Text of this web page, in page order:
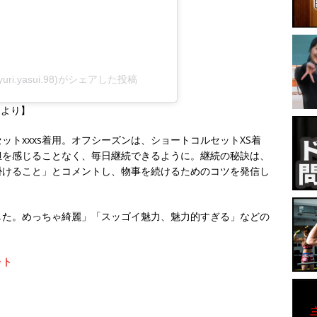
がシェアした投稿
り】
トxxxs着用。オフシーズンは、ショートコルセットXS着
感じることなく、毎日継続できるように。継続の秘訣は、
ること」とコメントし、物事を続けるためのコツを発信し
。めっちゃ綺麗」「スッゴイ魅力、魅力的すぎる」などの